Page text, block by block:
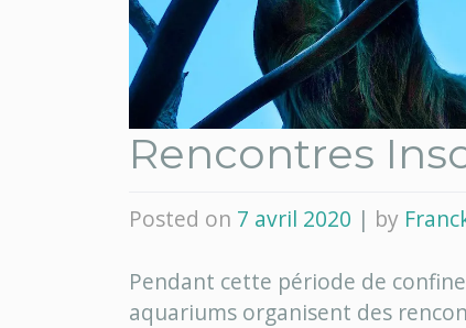
Rencontres
Posted on 7 avril 2020 | by
Pendant cette période de
aquariums organisent des